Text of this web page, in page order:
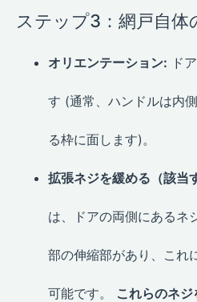
ステップ3：網戸自体
オリエンテーション: ド
す (通常、ハンドルは内
る枠に面します)。
拡張ネジを緩める（該当
は、ドアの両側にあるネ
部の伸縮部があり、これ
可能です。 これらのネ